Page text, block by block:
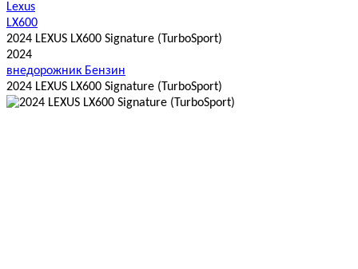
Lexus
LX600
2024 LEXUS LX600 Signature (TurboSport)
2024
внедорожник Бензин
2024 LEXUS LX600 Signature (TurboSport)